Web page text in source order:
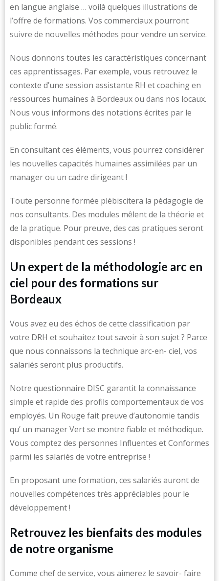
en langue anglaise … voilà quelques illustrations de
l’offre de formations. Vos commerciaux pourront
suivre de nouvelles méthodes pour vendre un service.
Nous donnons toutes les caractéristiques concernant
ces apprentissages. Par exemple, vous retrouvez le
contexte d’une session assistante RH et coaching en
ressources humaines à Bordeaux ou dans nos locaux.
Nous vous informons des notations écrites par le
public formé.
En consultant ces éléments, vous pourrez considérer
les nouvelles capacités humaines assimilées par un
manager ou un cadre dirigeant !
Toute personne formée plébiscitera la pédagogie de
nos consultants. Des modules mêlent de la théorie et
de la pratique. Pour preuve, des cas pratiques seront
disponibles pendant ces sessions !
Un expert de la méthodologie arc en
ciel pour des formations sur
Bordeaux
Vous avez eu des échos de cette classification par
votre DRH et souhaitez tout savoir à son sujet ? Parce
que nous connaissons la technique arc-en- ciel, vos
salariés seront plus productifs.
Notre questionnaire DISC garantit la connaissance
simple et rapide des profils comportementaux de vos
employés. Un Rouge fait preuve d’autonomie tandis
qu’ un manager Vert se montre fiable et méthodique.
Vous comptez des personnes Influentes et Conformes
parmi les salariés de votre entreprise !
En proposant une formation, ces salariés auront de
nouvelles compétences très appréciables pour le
développement !
Retrouvez les bienfaits des modules
de notre organisme
Comme chef de service, vous aimerez le savoir- faire